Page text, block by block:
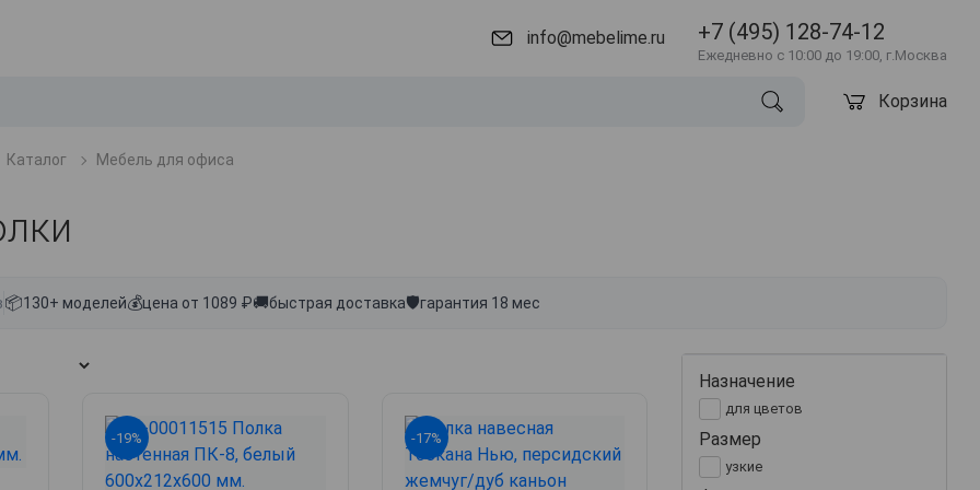
info@mebelime.ru +7 (495) 128-74-12
Ежедневно с 10:00 до 19:00, г.Москва
Корзина
Каталог Мебель для офиса
📦130+ моделей💰цена от 1089 ₽🚚быстрая доставка🛡гарантия 18 мес
-19% -17%
Назначение
для цветов
Размер
узкие